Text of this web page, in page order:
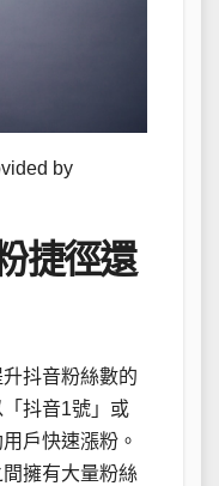
by
捷徑還
抖音粉絲數的
抖音1號」或
戶快速漲粉。
擁有大量粉絲